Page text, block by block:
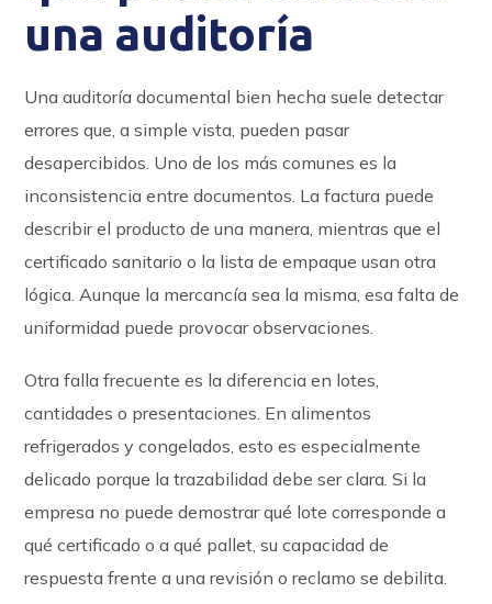
una auditoría
Una auditoría documental bien hecha suele detectar
errores que, a simple vista, pueden pasar
desapercibidos. Uno de los más comunes es la
inconsistencia entre documentos. La factura puede
describir el producto de una manera, mientras que el
certificado sanitario o la lista de empaque usan otra
lógica. Aunque la mercancía sea la misma, esa falta de
uniformidad puede provocar observaciones.
Otra falla frecuente es la diferencia en lotes,
cantidades o presentaciones. En alimentos
refrigerados y congelados, esto es especialmente
delicado porque la trazabilidad debe ser clara. Si la
empresa no puede demostrar qué lote corresponde a
qué certificado o a qué pallet, su capacidad de
respuesta frente a una revisión o reclamo se debilita.